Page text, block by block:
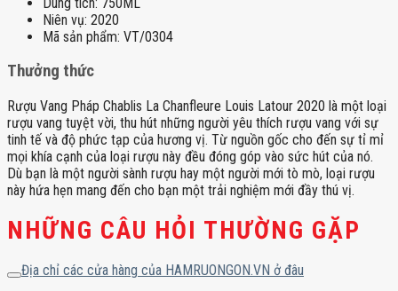
Niên vụ: 2020
Mã sản phẩm: VT/0304
Thưởng thức
Rượu Vang Pháp Chablis La Chanfleure Louis Latour 2020 là một loại
rượu vang tuyệt vời, thu hút những người yêu thích rượu vang với sự
tinh tế và độ phức tạp của hương vị. Từ nguồn gốc cho đến sự tỉ mỉ
mọi khía cạnh của loại rượu này đều đóng góp vào sức hút của nó.
Dù bạn là một người sành rượu hay một người mới tò mò, loại rượu
này hứa hẹn mang đến cho bạn một trải nghiệm mới đầy thú vị.
NHỮNG CÂU HỎI THƯỜNG GẶP
Địa chỉ các cửa hàng của HAMRUONGON.VN ở đâu